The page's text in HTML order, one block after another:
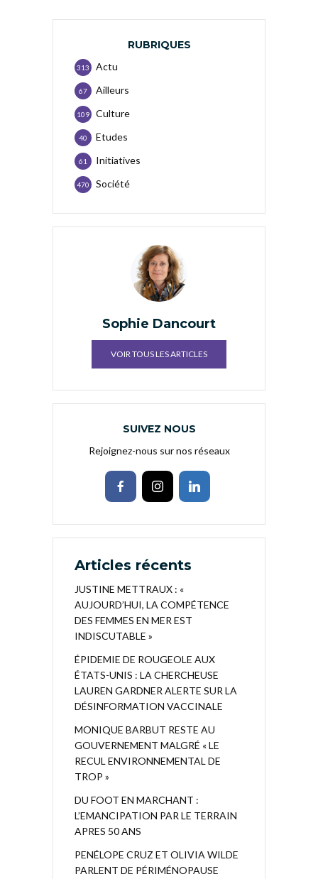
RUBRIQUES
Actu
313
Ailleurs
67
Culture
109
Etudes
40
Initiatives
61
Société
470
Sophie Dancourt
VOIR TOUS LES ARTICLES
SUIVEZ NOUS
Rejoignez-nous sur nos réseaux
Articles récents
JUSTINE METTRAUX : «
AUJOURD’HUI, LA COMPÉTENCE
DES FEMMES EN MER EST
INDISCUTABLE »
ÉPIDEMIE DE ROUGEOLE AUX
ÉTATS-UNIS : LA CHERCHEUSE
LAUREN GARDNER ALERTE SUR LA
DÉSINFORMATION VACCINALE
MONIQUE BARBUT RESTE AU
GOUVERNEMENT MALGRÉ « LE
RECUL ENVIRONNEMENTAL DE
TROP »
DU FOOT EN MARCHANT :
L’EMANCIPATION PAR LE TERRAIN
APRES 50 ANS
PENÉLOPE CRUZ ET OLIVIA WILDE
PARLENT DE PÉRIMÉNOPAUSE